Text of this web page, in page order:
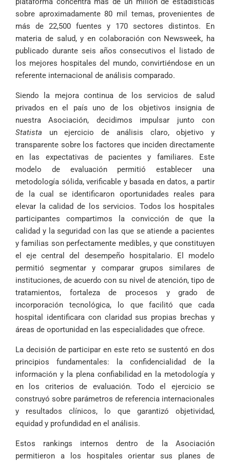
sobre aproximadamente 80 mil temas, provenientes de
más de 22,500 fuentes y 170 sectores distintos. En
materia de salud, y en colaboración con Newsweek, ha
publicado durante seis años consecutivos el listado de
los mejores hospitales del mundo, convirtiéndose en un
referente internacional de análisis comparado.
Siendo la mejora continua de los servicios de salud
privados en el país uno de los objetivos insignia de
nuestra Asociación, decidimos impulsar junto con
Statista un ejercicio de análisis claro, objetivo y
transparente sobre los factores que inciden directamente
en las expectativas de pacientes y familiares. Este
modelo de evaluación permitió establecer una
metodología sólida, verificable y basada en datos, a partir
de la cual se identificaron oportunidades reales para
elevar la calidad de los servicios. Todos los hospitales
participantes compartimos la convicción de que la
calidad y la seguridad con las que se atiende a pacientes
y familias son perfectamente medibles, y que constituyen
el eje central del desempeño hospitalario. El modelo
permitió segmentar y comparar grupos similares de
instituciones, de acuerdo con su nivel de atención, tipo de
tratamientos, fortaleza de procesos y grado de
incorporación tecnológica, lo que facilitó que cada
hospital identificara con claridad sus propias brechas y
áreas de oportunidad en las especialidades que ofrece.
La decisión de participar en este reto se sustentó en dos
principios fundamentales: la confidencialidad de la
información y la plena confiabilidad en la metodología y
en los criterios de evaluación. Todo el ejercicio se
construyó sobre parámetros de referencia internacionales
y resultados clínicos, lo que garantizó objetividad,
equidad y profundidad en el análisis.
Estos rankings internos dentro de la Asociación
permitieron a los hospitales orientar sus planes de